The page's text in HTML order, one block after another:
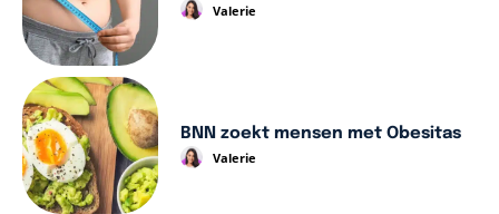
Valerie
BNN zoekt mensen met Obesitas
Valerie